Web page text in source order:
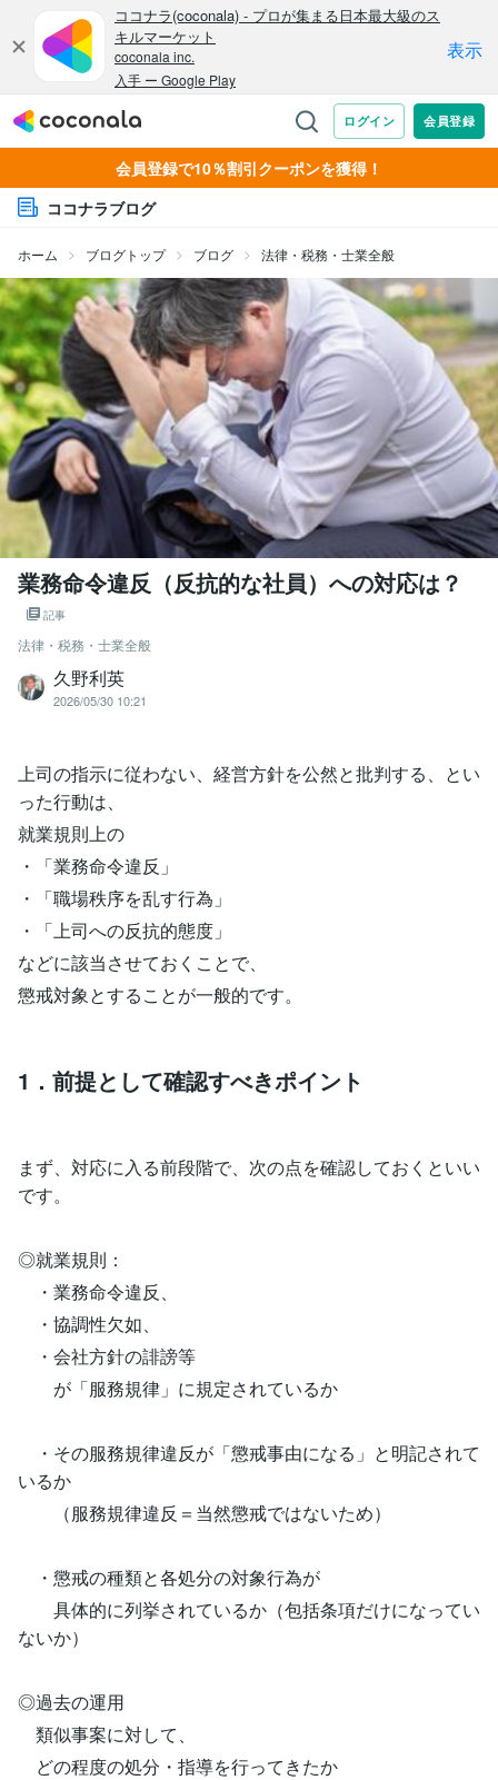
会員登録で10％割引クーポンを獲得！
ココナラブログ
ホーム ブログトップ ブログ 法律・税務・士業全般
業務命令違反（反抗的な社員）への対応は？
記事
法律・税務・士業全般
久野利英
2026/05/30 10:21
上司の指示に従わない、経営方針を公然と批判する、とい
った行動は、
就業規則上の
・「業務命令違反」
・「職場秩序を乱す行為」
・「上司への反抗的態度」
などに該当させておくことで、
懲戒対象とすることが一般的です。
1．前提として確認すべきポイント
まず、対応に入る前段階で、次の点を確認しておくといい
です。
◎就業規則：
・業務命令違反、
・協調性欠如、
・会社方針の誹謗等
が「服務規律」に規定されているか
・その服務規律違反が「懲戒事由になる」と明記されて
いるか
（服務規律違反＝当然懲戒ではないため）
・懲戒の種類と各処分の対象行為が
具体的に列挙されているか（包括条項だけになってい
ないか）
◎過去の運用
類似事案に対して、
どの程度の処分・指導を行ってきたか